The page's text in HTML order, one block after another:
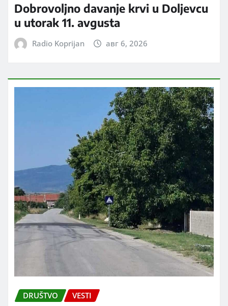
Dobrovoljno davanje krvi u Doljevcu
u utorak 11. avgusta
Radio Koprijan авг 6, 2026
DRUŠTVO VESTI